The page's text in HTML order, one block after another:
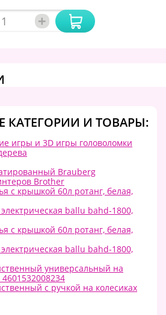
+
КАТЕГОРИИ И ТОВАРЫ:
игры и 3D игры головоломки
Brauberg
Brother
с крышкой 60л ротанг, белая,
ballu bahd-1800,
с крышкой 60л ротанг, белая,
ballu bahd-1800,
универсальный на
с ручкой на колесиках